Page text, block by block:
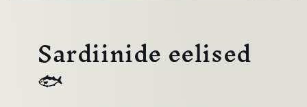
Sardiinide eelised
🐟